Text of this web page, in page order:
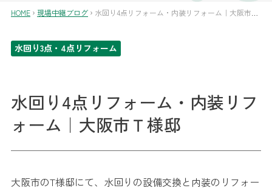
HOME 現場中継ブログ 水回り4点リフォーム・内装リフォーム｜大阪市Ｔ様邸
水回り3点・4点リフォーム
水回り4点リフォーム・内装リフ
ォーム｜大阪市Ｔ様邸
大阪市のT様邸にて、水回りの設備交換と内装のリフォー